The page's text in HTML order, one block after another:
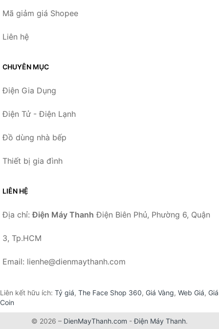
Mã giảm giá Shopee
Liên hệ
CHUYÊN MỤC
Điện Gia Dụng
Điện Tử - Điện Lạnh
Đồ dùng nhà bếp
Thiết bị gia đình
LIÊN HỆ
Địa chỉ:Điện Máy Thanh Điện Biên Phủ, Phường 6, Quận
3, Tp.HCM
Email: lienhe@dienmaythanh.com
Liên kết hữu ích: Tỷ giá, The Face Shop 360, Giá Vàng, Web Giá, Giá
Coin
© 2026 – DienMayThanh.com -Điện Máy Thanh.